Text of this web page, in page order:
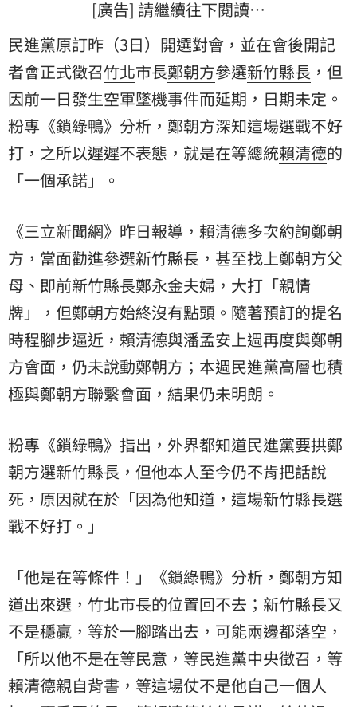
[廣告] 請繼續往下閱讀…
民進黨原訂昨（3日）開選對會，並在會後開記
者會正式徵召竹北市長鄭朝方參選新竹縣長 ，但
因前一日發生空軍墜機事件而延期，日期未定。
粉專《鎖綠鴨》分析，鄭朝方深知這場選戰不好
打，之所以遲遲不表態，就是在等總統賴清德的
「一個承諾」。
《三立新聞網》昨日報導，賴清德多次約詢鄭朝
方，當面勸進參選新竹縣長，甚至找上鄭朝方父
母、即前新竹縣長鄭永金夫婦，大打「親情
牌」，但鄭朝方始終沒有點頭。隨著預訂的提名
時程腳步逼近，賴清德與潘孟安上週再度與鄭朝
方會面，仍未說動鄭朝方；本週民進黨高層也積
極與鄭朝方聯繫會面，結果仍未明朗。
粉專《鎖綠鴨》指出，外界都知道民進黨要拱鄭
朝方選新竹縣長，但他本人至今仍不肯把話說
死，原因就在於「因為他知道，這場新竹縣長選
戰不好打。」
「他是在等條件！」《鎖綠鴨》分析，鄭朝方知
道出來選，竹北市長的位置回不去；新竹縣長又
不是穩贏，等於一腳踏出去，可能兩邊都落空，
「所以他不是在等民意，等民進黨中央徵召，等
賴清德親自背書，等這場仗不是他自己一個人